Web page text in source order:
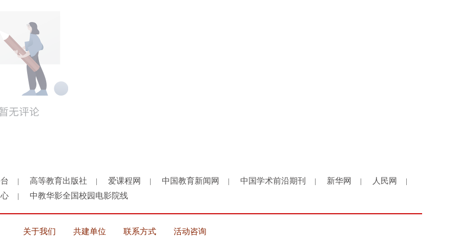
高等教育出版社 爱课程网 中国教育新闻网 中国学术前沿期刊 新华网 人民网
中教华影全国校园电影院线
关于我们 共建单位 联系方式 活动咨询